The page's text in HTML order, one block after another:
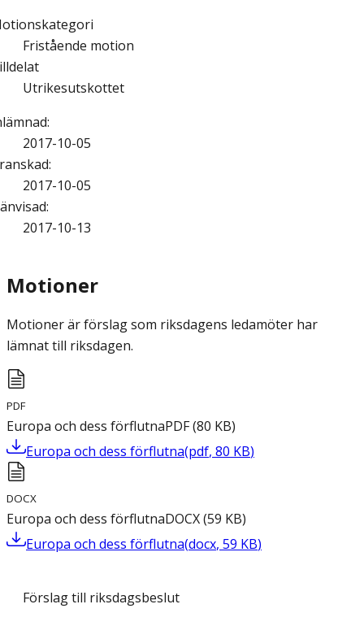
Fristående motion
Utrikesutskottet
:
2017-10-05
:
2017-10-05
:
2017-10-13
Motioner
Motioner är förslag som riksdagens ledamöter har
lämnat till riksdagen.
PDF
Europa och dess förflutnaPDF(80 KB)
Europa och dess förflutna(pdf, 80 KB)
DOCX
Europa och dess förflutnaDOCX(59 KB)
Europa och dess förflutna(docx, 59 KB)
Förslag till riksdagsbeslut